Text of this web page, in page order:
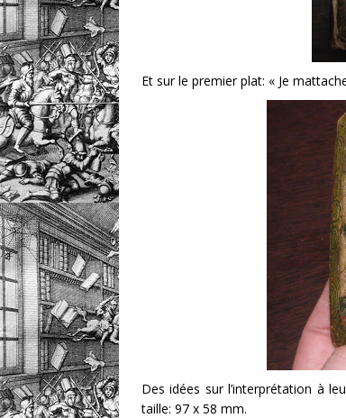
Et sur le premier plat: « Je
Des idées sur l’interprétation à
taille: 97 x 58 mm.